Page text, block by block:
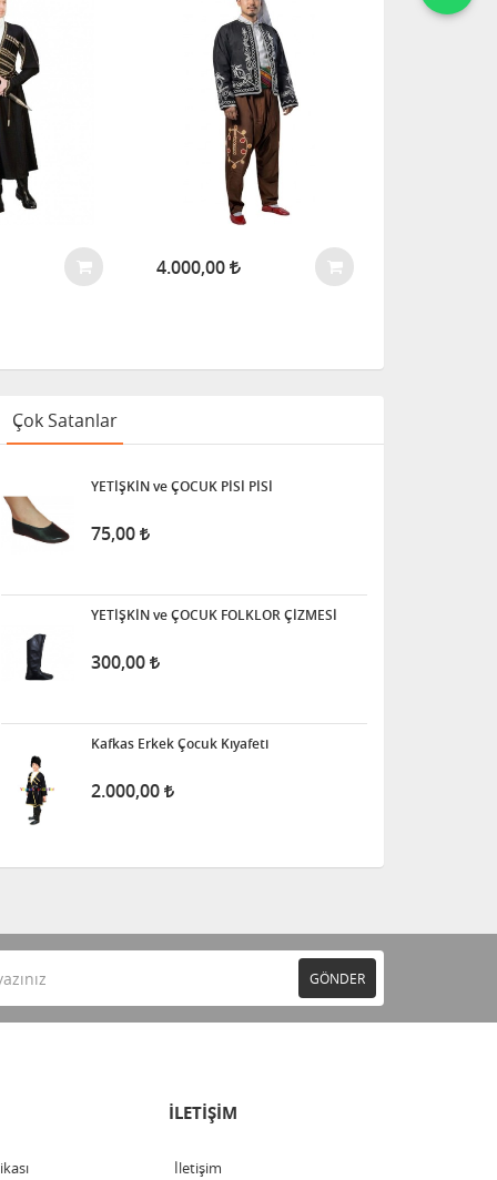
4.000,00
Çok Satanlar
YETİŞKİN ve ÇOCUK PİSİ PİSİ
75,00
YETİŞKİN ve ÇOCUK FOLKLOR ÇİZMESİ
300,00
Kafkas Erkek Çocuk Kıyafeti
2.000,00
GÖNDER
İLETİŞİM
İletişim